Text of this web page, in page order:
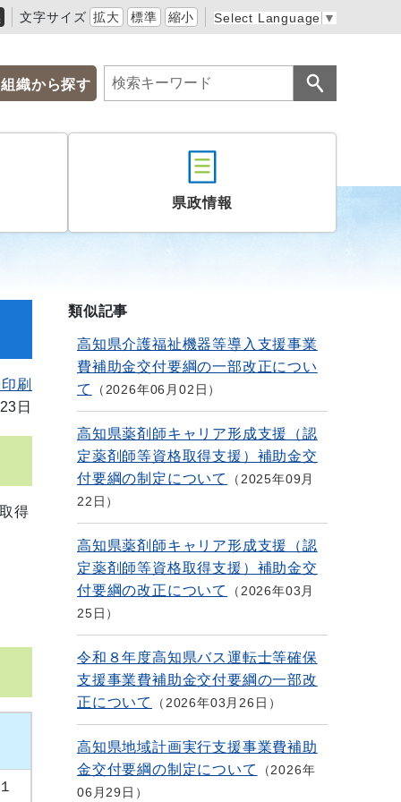
文字サイズ 拡大 標準 縮小 Select Language ▼
組織から探す
県政情報
刷
日
得
類似記事
高知県介護福祉機器等導入支援事業
費補助金交付要綱の一部改正につい
て
2026年06月02日
高知県薬剤師キャリア形成支援（認
定薬剤師等資格取得支援）補助金交
付要綱の制定について
2025年09月
22日
高知県薬剤師キャリア形成支援（認
定薬剤師等資格取得支援）補助金交
付要綱の改正について
2026年03月
25日
令和８年度高知県バス運転士等確保
支援事業費補助金交付要綱の一部改
正について
2026年03月26日
高知県地域計画実行支援事業費補助
金交付要綱の制定について
2026年
06月29日